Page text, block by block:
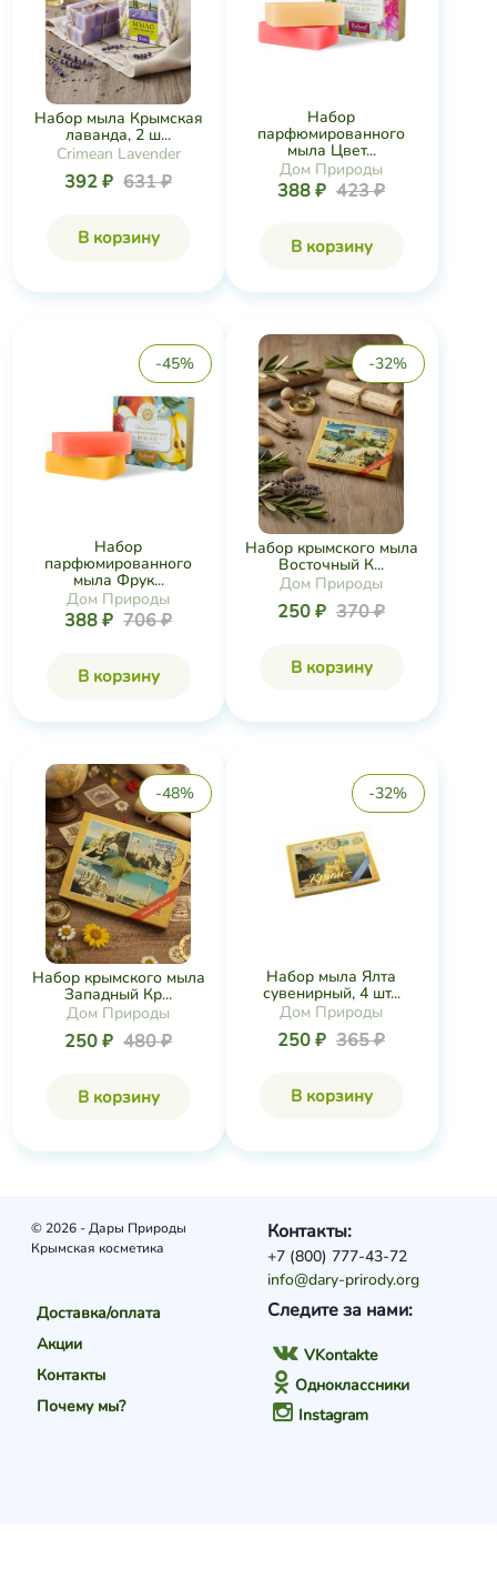
Набор мыла Крымская
лаванда, 2 ш...
Crimean Lavender
392 ₽ 631 ₽
В корзину
Набор
парфюмированного
мыла Цвет...
Дом Природы
388 ₽ 423 ₽
В корзину
-45%
Набор
парфюмированного
мыла Фрук...
Дом Природы
388 ₽ 706 ₽
В корзину
-32%
Набор крымского мыла
Восточный К...
Дом Природы
250 ₽ 370 ₽
В корзину
-48%
Набор крымского мыла
Западный Кр...
Дом Природы
250 ₽ 480 ₽
В корзину
-32%
Набор мыла Ялта
сувенирный, 4 шт...
Дом Природы
250 ₽ 365 ₽
В корзину
© 2026 - Дары Природы
Крымская косметика
Доставка/оплата
Акции
Контакты
Почему мы?
Следите за нами:
VKontakte
Одноклассники
Instagram
Контакты:
+7 (800) 777-43-72
info@dary-prirody.org